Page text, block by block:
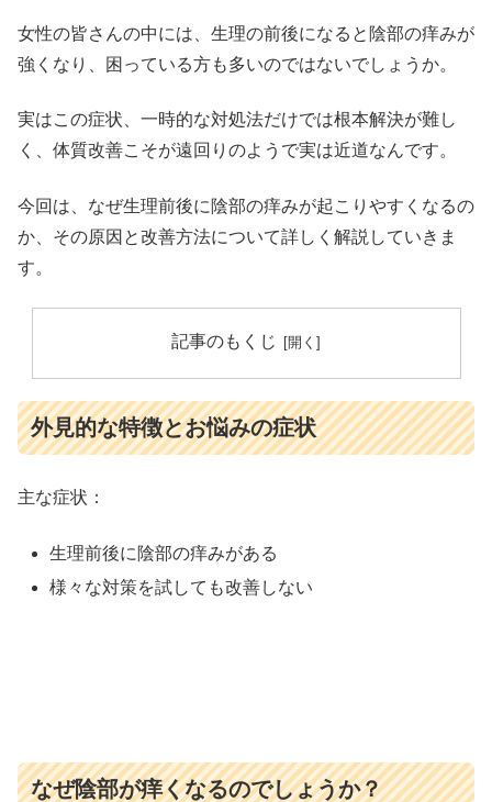
女性の皆さんの中には、生理の前後になると陰部の痒みが
強くなり、困っている方も多いのではないでしょうか。
実はこの症状、一時的な対処法だけでは根本解決が難し
く、体質改善こそが遠回りのようで実は近道なんです。
今回は、なぜ生理前後に陰部の痒みが起こりやすくなるの
か、その原因と改善方法について詳しく解説していきま
す。
記事のもくじ
外見的な特徴とお悩みの症状
主な症状：
生理前後に陰部の痒みがある
様々な対策を試しても改善しない
なぜ陰部が痒くなるのでしょうか？